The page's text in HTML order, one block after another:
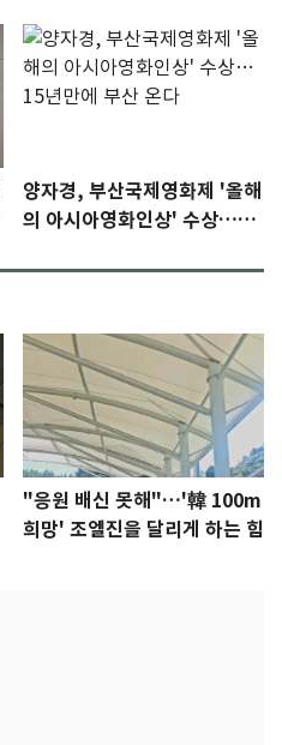
양자경, 부산국제영화제 '올해
의 아시아영화인상' 수상…15
"응원 배신 못해"…'韓 100m
희망' 조엘진을 달리게 하는 힘